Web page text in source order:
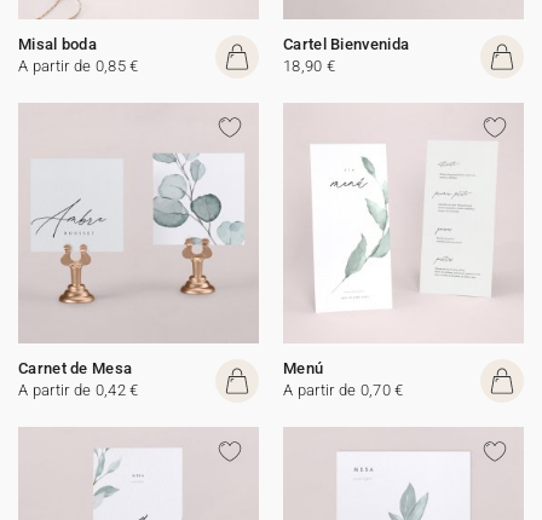
Misal boda
A partir de 0,85 €
Cartel Bienvenida
18,90 €
Carnet de Mesa
A partir de 0,42 €
Menú
A partir de 0,70 €